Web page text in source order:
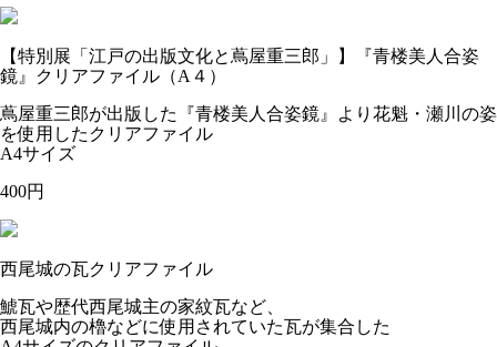
【特別展「江戸の出版文化と蔦屋重三郎」】『青楼美人合姿
鏡』クリアファイル（A４）
蔦屋重三郎が出版した『青楼美人合姿鏡』より花魁・瀬川の姿
を使用したクリアファイル
A4サイズ
400円
西尾城の瓦クリアファイル
鯱瓦や歴代西尾城主の家紋瓦など、
西尾城内の櫓などに使用されていた瓦が集合した